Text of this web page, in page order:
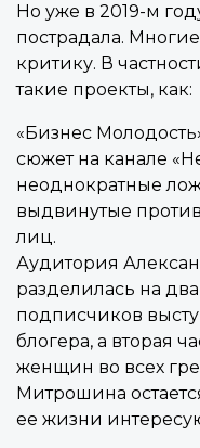
Но уже в 2019-м
пострадала.
критику. В
такие проекты, как:
«Бизнес
сюжет на канале
неоднократные
выдвинутые
лиц.
Аудитория
разделилась на
подписчиков
блогера, а вторая
женщин во всех
Митрошина
ее жизни